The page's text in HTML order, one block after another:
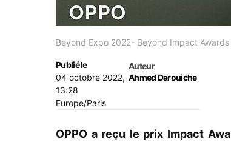
Beyond Expo 2022- Beyond Impact
Publié le
04 octobre 2022,
13:28
Europe/Paris
Auteur
Ahmed Darouiche
OPPO a reçu le prix Impact